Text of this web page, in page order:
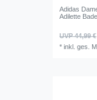
Adidas
Adilette
UVP 44,99 €
*inkl. ges.